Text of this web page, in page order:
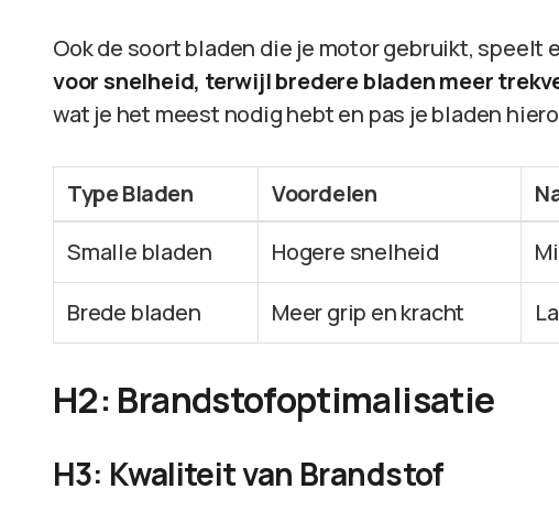
Ook de soort bladen die je motor gebruikt, speelt
voor snelheid, terwijl bredere bladen meer
wat je het meest nodig hebt en pas je bladen
Type Bladen Voordelen
Smalle bladen
Hogere snelheid
Brede bladen Meer grip en kracht
H2: Brandstofoptimalisatie
H3: Kwaliteit van Brandstof